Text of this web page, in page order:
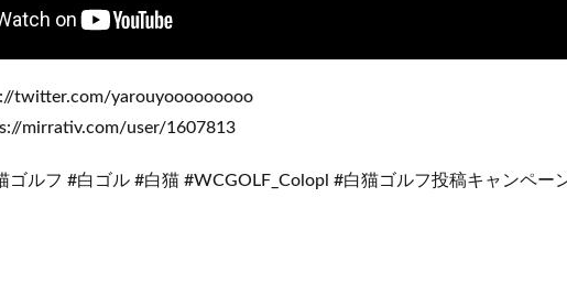
twitter.com/yarouyooooooooo
mirrativ.com/user/1607813
ゴルフ #白ゴル #白猫 #WCGOLF_Colopl #白猫ゴルフ投稿キャンペー